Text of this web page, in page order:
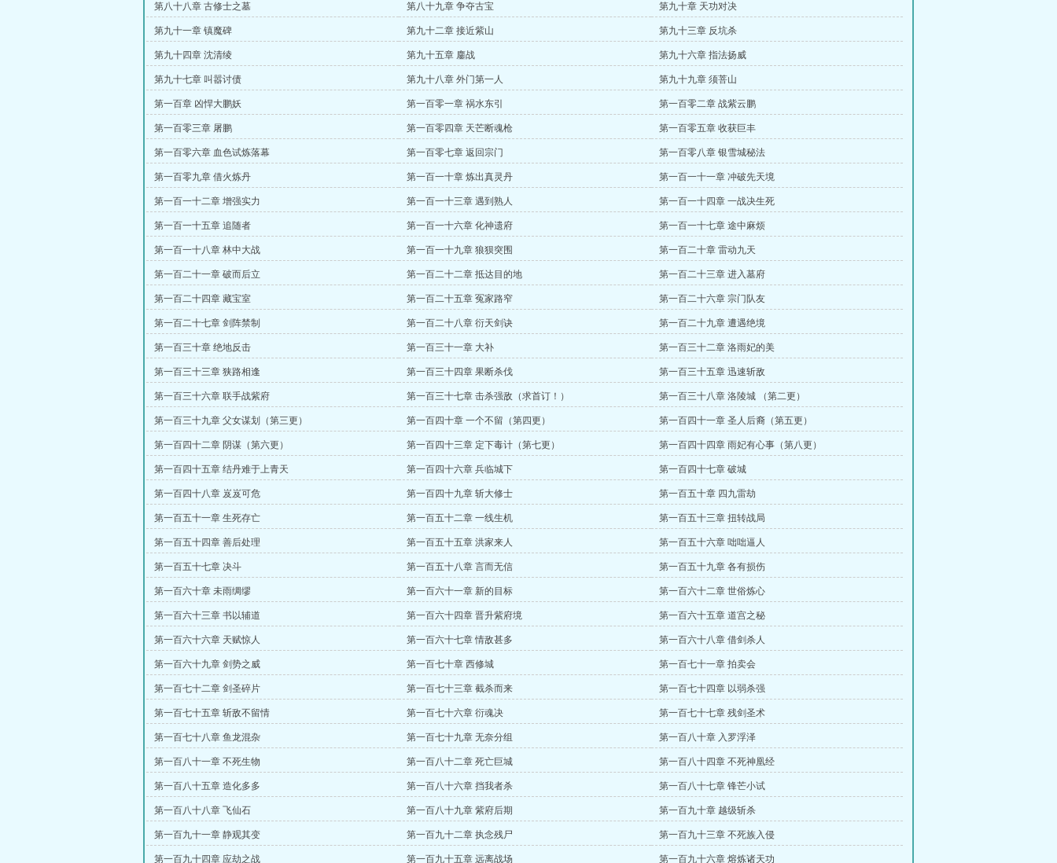
第八十八章 古修士之墓 第八十九章 争夺古宝 第九十章 天功对决
第九十一章 镇魔碑 第九十二章 接近紫山 第九十三章 反坑杀
第九十四章 沈清绫 第九十五章 鏖战 第九十六章 指法扬威
第九十七章 叫嚣讨债 第九十八章 外门第一人 第九十九章 须菩山
第一百章 凶悍大鹏妖 第一百零一章 祸水东引 第一百零二章 战紫云鹏
第一百零三章 屠鹏 第一百零四章 天芒断魂枪 第一百零五章 收获巨丰
第一百零六章 血色试炼落幕 第一百零七章 返回宗门 第一百零八章 银雪城秘法
第一百零九章 借火炼丹 第一百一十章 炼出真灵丹 第一百一十一章 冲破先天境
第一百一十二章 增强实力 第一百一十三章 遇到熟人 第一百一十四章 一战决生死
第一百一十五章 追随者 第一百一十六章 化神遗府 第一百一十七章 途中麻烦
第一百一十八章 林中大战 第一百一十九章 狼狈突围 第一百二十章 雷动九天
第一百二十一章 破而后立 第一百二十二章 抵达目的地 第一百二十三章 进入墓府
第一百二十四章 藏宝室 第一百二十五章 冤家路窄 第一百二十六章 宗门队友
第一百二十七章 剑阵禁制 第一百二十八章 衍天剑诀 第一百二十九章 遭遇绝境
第一百三十章 绝地反击 第一百三十一章 大补 第一百三十二章 洛雨妃的美
第一百三十三章 狭路相逢 第一百三十四章 果断杀伐 第一百三十五章 迅速斩敌
第一百三十六章 联手战紫府 第一百三十七章 击杀强敌（求首订！） 第一百三十八章 洛陵城 （第二更）
第一百三十九章 父女谋划（第三更） 第一百四十章 一个不留（第四更） 第一百四十一章 圣人后裔（第五更）
第一百四十二章 阴谋（第六更） 第一百四十三章 定下毒计（第七更） 第一百四十四章 雨妃有心事（第八更）
第一百四十五章 结丹难于上青天 第一百四十六章 兵临城下 第一百四十七章 破城
第一百四十八章 岌岌可危 第一百四十九章 斩大修士 第一百五十章 四九雷劫
第一百五十一章 生死存亡 第一百五十二章 一线生机 第一百五十三章 扭转战局
第一百五十四章 善后处理 第一百五十五章 洪家来人 第一百五十六章 咄咄逼人
第一百五十七章 决斗 第一百五十八章 言而无信 第一百五十九章 各有损伤
第一百六十章 未雨绸缪 第一百六十一章 新的目标 第一百六十二章 世俗炼心
第一百六十三章 书以辅道 第一百六十四章 晋升紫府境 第一百六十五章 道宫之秘
第一百六十六章 天赋惊人 第一百六十七章 情敌甚多 第一百六十八章 借剑杀人
第一百六十九章 剑势之威 第一百七十章 西修城 第一百七十一章 拍卖会
第一百七十二章 剑圣碎片 第一百七十三章 截杀而来 第一百七十四章 以弱杀强
第一百七十五章 斩敌不留情 第一百七十六章 衍魂决 第一百七十七章 残剑圣术
第一百七十八章 鱼龙混杂 第一百七十九章 无奈分组 第一百八十章 入罗浮泽
第一百八十一章 不死生物 第一百八十二章 死亡巨城 第一百八十四章 不死神凰经
第一百八十五章 造化多多 第一百八十六章 挡我者杀 第一百八十七章 锋芒小试
第一百八十八章 飞仙石 第一百八十九章 紫府后期 第一百九十章 越级斩杀
第一百九十一章 静观其变 第一百九十二章 执念残尸 第一百九十三章 不死族入侵
第一百九十四章 应劫之战 第一百九十五章 远离战场 第一百九十六章 熔炼诸天功